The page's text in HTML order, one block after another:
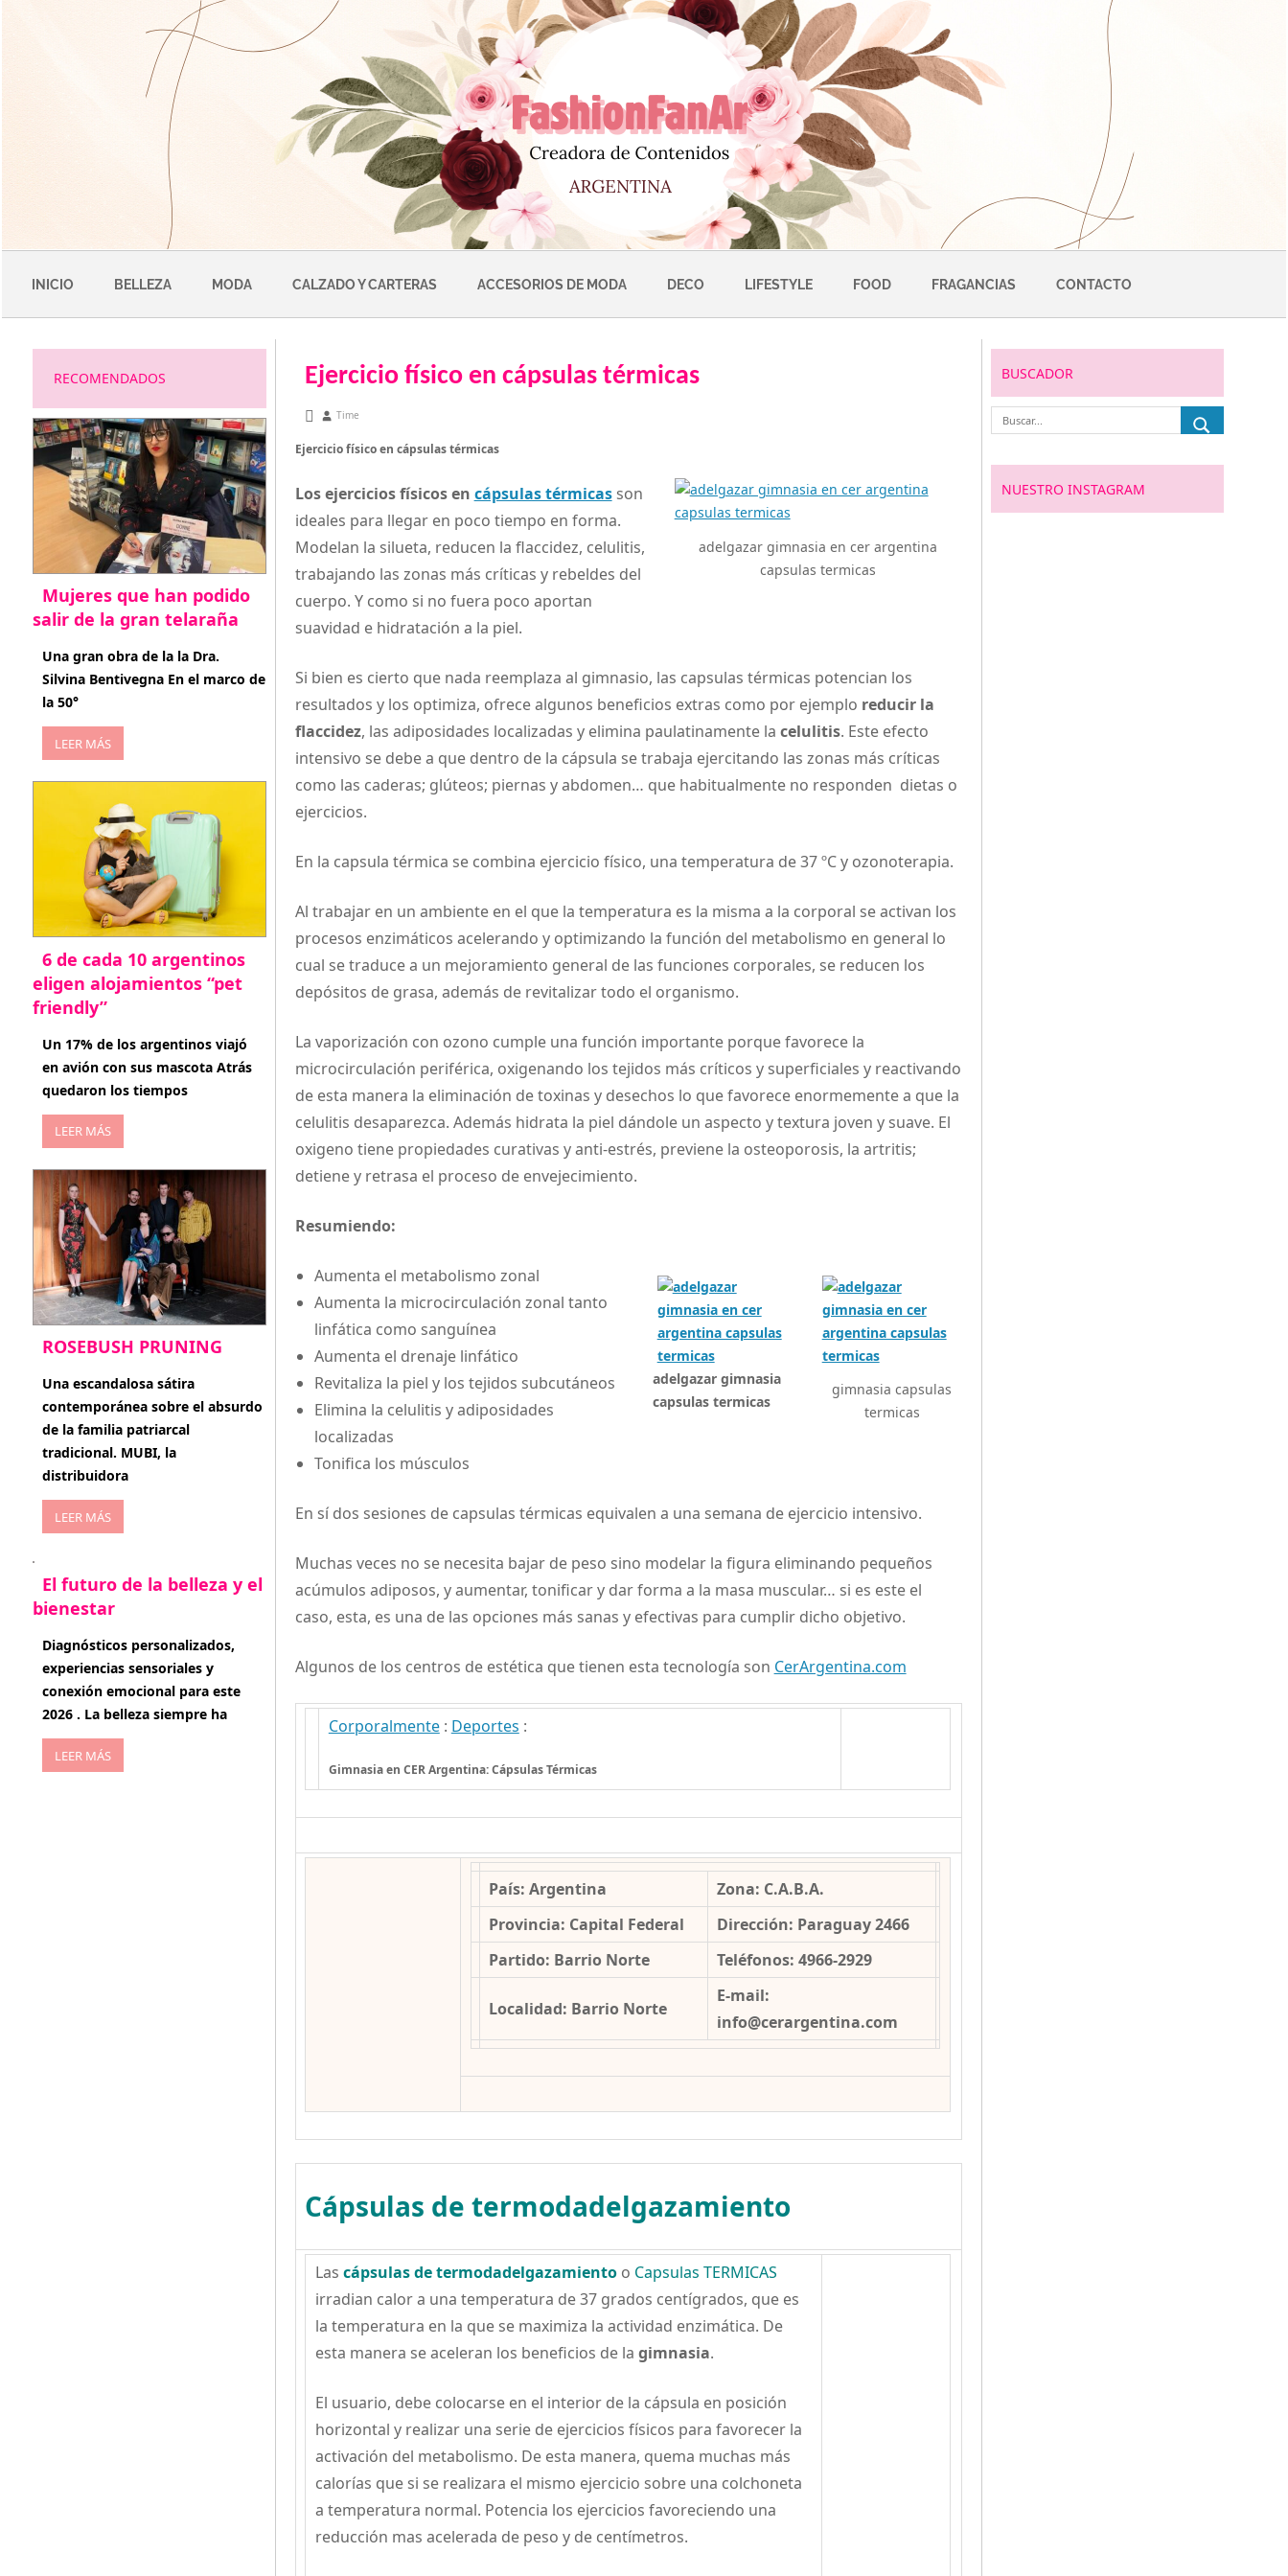
INICIO BELLEZA MODA CALZADO Y CARTERAS ACCESORIOS DE MODA DECO LIFESTYLE FOOD FRAGANCIAS CONTACTO
Ejercicio físico en cápsulas térmicas
noviembre 13, 2010
Time
Ejercicio físico en cápsulas térmicas
adelgazar gimnasia en cer argentina
capsulas termicas
Los ejercicios físicos en cápsulas térmicasson
ideales para llegar en poco tiempo en forma.
Modelan la silueta, reducen la flaccidez, celulitis,
trabajando las zonas más críticas y rebeldes del
cuerpo. Y como si no fuera poco aportan
suavidad e hidratación a la piel.
Si bien es cierto que nada reemplaza al gimnasio, las capsulas térmicas potencian los
resultados y los optimiza, ofrece algunos beneficios extras como por ejemplo reducir la
flaccidez, las adiposidades localizadas y elimina paulatinamente la celulitis. Este efecto
intensivo se debe a que dentro de la cápsula se trabaja ejercitando las zonas más críticas
como las caderas; glúteos; piernas y abdomen… que habitualmente no responden dietas o
ejercicios.
En la capsula térmica se combina ejercicio físico, una temperatura de 37 ºC y ozonoterapia.
Al trabajar en un ambiente en el que la temperatura es la misma a la corporal se activan los
procesos enzimáticos acelerando y optimizando la función del metabolismo en general lo
cual se traduce a un mejoramiento general de las funciones corporales, se reducen los
depósitos de grasa, además de revitalizar todo el organismo.
La vaporización con ozono cumple una función importante porque favorece la
microcirculación periférica, oxigenando los tejidos más críticos y superficiales y reactivando
de esta manera la eliminación de toxinas y desechos lo que favorece enormemente a que la
celulitis desaparezca. Además hidrata la piel dándole un aspecto y textura joven y suave. El
oxigeno tiene propiedades curativas y anti-estrés, previene la osteoporosis, la artritis;
detiene y retrasa el proceso de envejecimiento.
Resumiendo:
gimnasia capsulas
termicas
adelgazar gimnasia
capsulas termicas
Aumenta el metabolismo zonal
Aumenta la microcirculación zonal tanto
linfática como sanguínea
Aumenta el drenaje linfático
Revitaliza la piel y los tejidos subcutáneos
Elimina la celulitis y adiposidades
localizadas
Tonifica los músculos
En sí dos sesiones de capsulas térmicas equivalen a una semana de ejercicio intensivo.
Muchas veces no se necesita bajar de peso sino modelar la figura eliminando pequeños
acúmulos adiposos, y aumentar, tonificar y dar forma a la masa muscular… si es este el
caso, esta, es una de las opciones más sanas y efectivas para cumplir dicho objetivo.
Algunos de los centros de estética que tienen esta tecnología son CerArgentina.com
Corporalmente: Deportes :
Gimnasia en CER Argentina: Cápsulas Térmicas
País: Argentina
Zona: C.A.B.A.
Provincia: Capital Federal
Dirección: Paraguay 2466
Partido: Barrio Norte
Teléfonos: 4966-2929
Localidad: Barrio Norte
E-mail:
info@cerargentina.com
Cápsulas de termodadelgazamiento
Las cápsulas de termodadelgazamientoo Capsulas TERMICAS
irradian calor a una temperatura de 37 grados centígrados, que es
la temperatura en la que se maximiza la actividad enzimática. De
esta manera se aceleran los beneficios de la gimnasia.
El usuario, debe colocarse en el interior de la cápsula en posición
horizontal y realizar una serie de ejercicios físicos para favorecer la
activación del metabolismo. De esta manera, quema muchas más
calorías que si se realizara el mismo ejercicio sobre una colchoneta
a temperatura normal. Potencia los ejercicios favoreciendo una
reducción mas acelerada de peso y de centímetros.
RECOMENDADOS
Mujeres que han podido
salir de la gran telaraña
abril 29, 2026
Una gran obra de la la Dra.
Silvina Bentivegna En el marco de
la 50°
LEER MÁS
6 de cada 10 argentinos
eligen alojamientos “pet
friendly”
abril 27, 2026
Un 17% de los argentinos viajó
en avión con sus mascota Atrás
quedaron los tiempos
LEER MÁS
ROSEBUSH PRUNING
enero 20, 2026
Una escandalosa sátira
contemporánea sobre el absurdo
de la familia patriarcal
tradicional. MUBI, la
distribuidora
LEER MÁS
El futuro de la belleza y el
bienestar
enero 15, 2026
Diagnósticos personalizados,
experiencias sensoriales y
conexión emocional para este
2026 . La belleza siempre ha
LEER MÁS
BUSCADOR
NUESTRO INSTAGRAM